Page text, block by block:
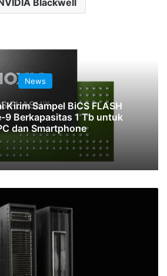
News
Kirim Sampel BiCS FLASH
9 Berkapasitas 1 Tb untuk
dan Smartphone